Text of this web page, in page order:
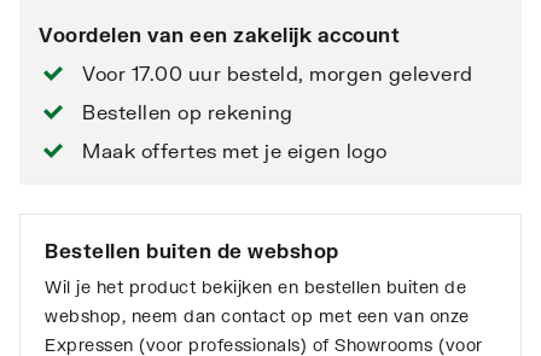
Voordelen van een zakelijk account
Voor 17.00 uur besteld, morgen geleverd
Bestellen op rekening
Maak offertes met je eigen logo
Bestellen buiten de webshop
Wil je het product bekijken en bestellen buiten de
webshop, neem dan contact op met een van onze
Expressen (voor professionals) of Showrooms (voor